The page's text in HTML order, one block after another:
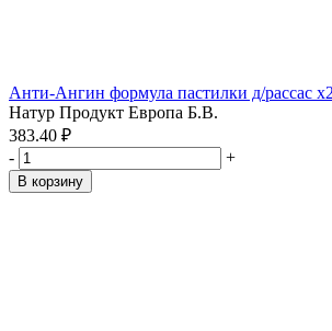
Анти-Ангин формула пастилки д/рассас
Натур Продукт Европа Б.В.
383.40 ₽
-
+
В корзину